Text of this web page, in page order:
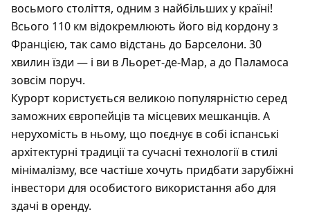
восьмого століття, одним з найбільших у країні!
Всього 110 км відокремлюють його від кордону з
Францією, так само відстань до Барселони. 30
хвилин їзди — і ви в Льорет-де-Мар, а до Паламоса
зовсім поруч.
Курорт користується великою популярністю серед
заможних європейців та місцевих мешканців. А
нерухомість в ньому, що поєднує в собі іспанські
архітектурні традиції та сучасні технології в стилі
мінімалізму, все частіше хочуть придбати зарубіжні
інвестори для особистого використання або для
здачі в оренду.